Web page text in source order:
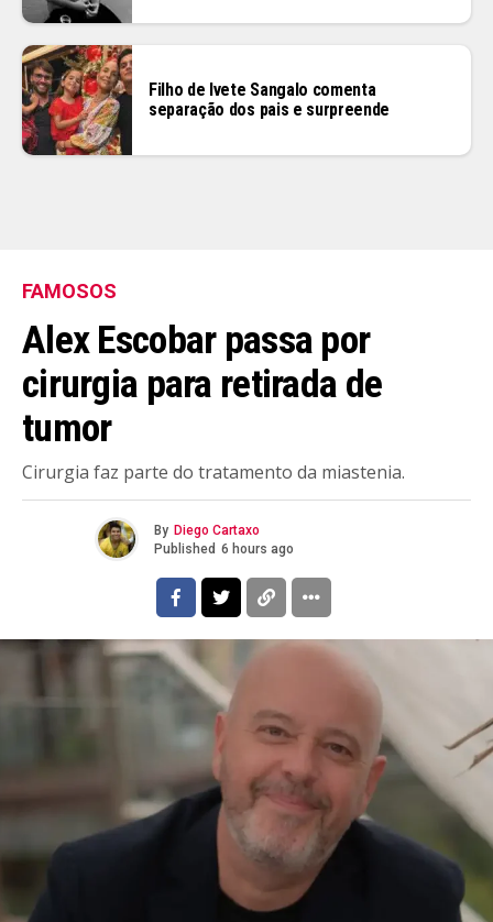
Filho de Ivete Sangalo comenta
separação dos pais e surpreende
FAMOSOS
Alex Escobar passa por
cirurgia para retirada de
tumor
Cirurgia faz parte do tratamento da miastenia.
By Diego Cartaxo
Published 6 hours ago